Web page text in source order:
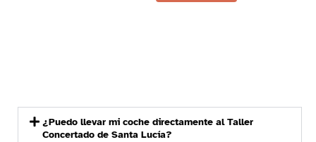
¿Puedo llevar mi coche directamente al Taller
Concertado de Santa Lucía?